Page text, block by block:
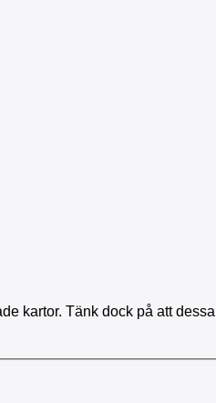
kartor. Tänk dock på att